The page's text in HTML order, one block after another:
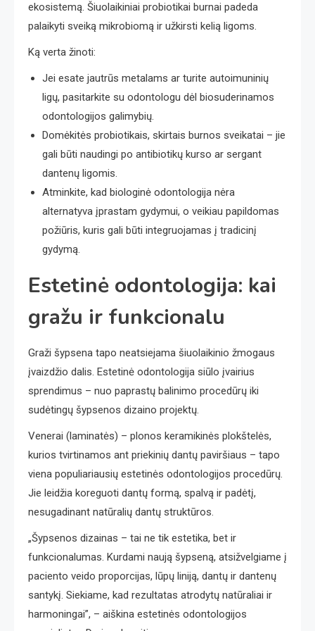
ekosistemą. Šiuolaikiniai probiotikai burnai padeda
palaikyti sveiką mikrobiomą ir užkirsti kelią ligoms.
Ką verta žinoti:
Jei esate jautrūs metalams ar turite autoimuninių
ligų, pasitarkite su odontologu dėl biosuderinamos
odontologijos galimybių.
Domėkitės probiotikais, skirtais burnos sveikatai – jie
gali būti naudingi po antibiotikų kurso ar sergant
dantenų ligomis.
Atminkite, kad biologinė odontologija nėra
alternatyva įprastam gydymui, o veikiau papildomas
požiūris, kuris gali būti integruojamas į tradicinį
gydymą.
Estetinė odontologija: kai
gražu ir funkcionalu
Graži šypsena tapo neatsiejama šiuolaikinio žmogaus
įvaizdžio dalis. Estetinė odontologija siūlo įvairius
sprendimus – nuo paprastų balinimo procedūrų iki
sudėtingų šypsenos dizaino projektų.
Venerai (laminatės) – plonos keramikinės plokštelės,
kurios tvirtinamos ant priekinių dantų paviršiaus – tapo
viena populiariausių estetinės odontologijos procedūrų.
Jie leidžia koreguoti dantų formą, spalvą ir padėtį,
nesugadinant natūralių dantų struktūros.
„Šypsenos dizainas – tai ne tik estetika, bet ir
funkcionalumas. Kurdami naują šypseną, atsižvelgiame į
paciento veido proporcijas, lūpų liniją, dantų ir dantenų
santykį. Siekiame, kad rezultatas atrodytų natūraliai ir
harmoningai”, – aiškina estetinės odontologijos